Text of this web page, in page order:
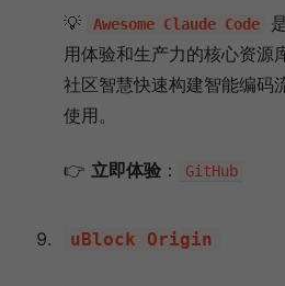
💡 Awesome Claude Code
用体验和生产力的核心资源
社区智慧快速构建智能编码
使用。
👉 立即体验 ： GitHub
uBlock Origin